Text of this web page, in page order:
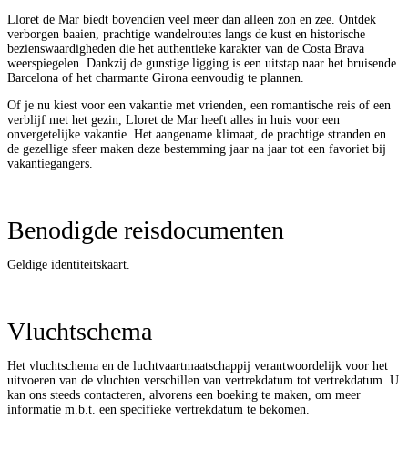
Lloret de Mar biedt bovendien veel meer dan alleen zon en zee. Ontdek
verborgen baaien, prachtige wandelroutes langs de kust en historische
bezienswaardigheden die het authentieke karakter van de Costa Brava
weerspiegelen. Dankzij de gunstige ligging is een uitstap naar het bruisende
Barcelona of het charmante Girona eenvoudig te plannen.
Of je nu kiest voor een vakantie met vrienden, een romantische reis of een
verblijf met het gezin, Lloret de Mar heeft alles in huis voor een
onvergetelijke vakantie. Het aangename klimaat, de prachtige stranden en
de gezellige sfeer maken deze bestemming jaar na jaar tot een favoriet bij
vakantiegangers.
Benodigde reisdocumenten
Geldige identiteitskaart.
Vluchtschema
Het vluchtschema en de luchtvaartmaatschappij verantwoordelijk voor het
uitvoeren van de vluchten verschillen van vertrekdatum tot vertrekdatum. U
kan ons steeds contacteren, alvorens een boeking te maken, om meer
informatie m.b.t. een specifieke vertrekdatum te bekomen.